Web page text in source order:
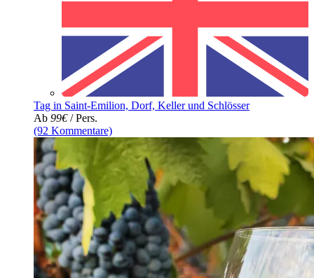
Tag in Saint-Emilion, Dorf, Keller und Schlösser
Ab 99€/ Pers.
(92 Kommentare)